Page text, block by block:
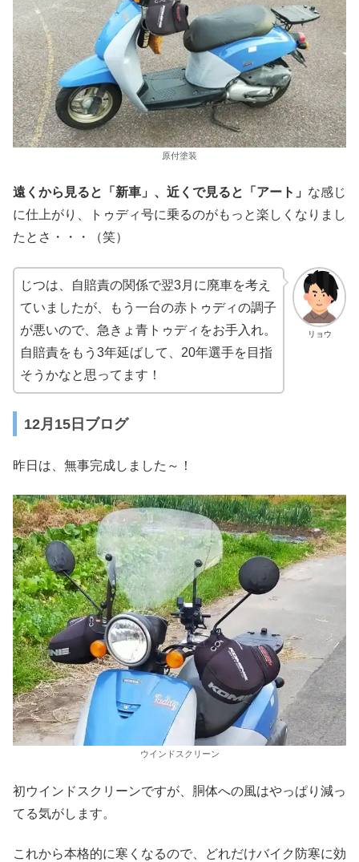
原付塗装
遠くから見ると「新車」、近くで見ると「アート」 な感じ
に仕上がり、トゥディ号に乗るのがもっと楽しくなりまし
たとさ・・・（笑）
リョウ
じつは、自賠責の関係で翌3月に廃車を考え
ていましたが、もう一台の赤トゥディの調子
が悪いので、急きょ青トゥディをお手入れ。
自賠責をもう3年延ばして、20年選手を目指
そうかなと思ってます！
12月15日ブログ
昨日は、無事完成しました～！
ウインドスクリーン
初ウインドスクリーンですが、胴体への風はやっぱり減っ
てる気がします。
これから本格的に寒くなるので、どれだけバイク防寒に効